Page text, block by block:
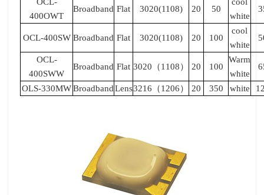
400OWT
Broadband Flat 3020(1108) 20 50
white
OCL-400SW Broadband Flat 3020(1108) 20 100
cool
white
OCL-
400SWW
Broadband Flat 3020（1108） 20 100
Warm
white
OLS-330MW BroadbandLens3216（1206） 20 350 white